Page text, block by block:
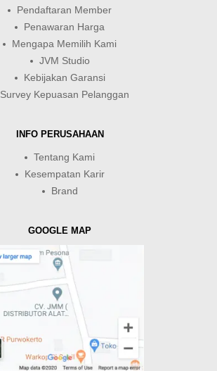
Pendaftaran Member
Penawaran Harga
Mengapa Memilih Kami
JVM Studio
Kebijakan Garansi
Survey Kepuasan Pelanggan
INFO PERUSAHAAN
Tentang Kami
Kesempatan Karir
Brand
GOOGLE MAP